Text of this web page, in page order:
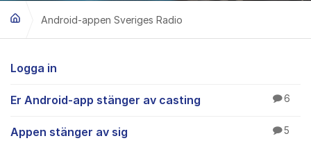
Android-appen Sveriges Radio
Android-appen
Logga in
Er Android-app stänger av casting 6
Appen stänger av sig 5